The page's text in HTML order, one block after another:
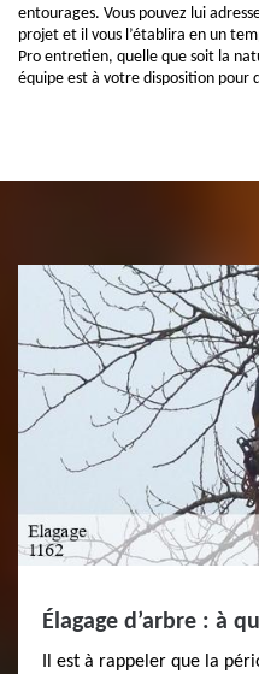
entourages. Vous pouvez lui
projet et il vous l’établira en un
Pro entretien, quelle que soit la
équipe est à votre disposition pour
Élagage d’arbre : à
Il est à rappeler que la